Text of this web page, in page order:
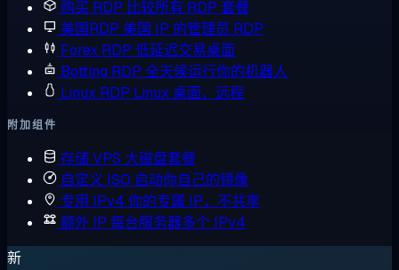
购买 RDP 比较所有 RDP 套餐
美国RDP 美国 IP 的管理员 RDP
Forex RDP 低延迟交易桌面
Botting RDP 全天候运行你的机器人
Linux RDP Linux 桌面，远程
附加组件
存储 VPS 大磁盘套餐
自定义 ISO 启动你自己的镜像
专用 IPv4 你的专属 IP，不共享
额外 IP 每台服务器多个 IPv4
新